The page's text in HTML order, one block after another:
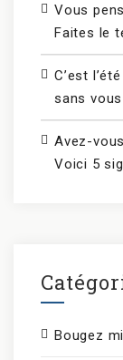
Vous
Faites le
C’est
sans
Avez-
Voici 5
Bougez